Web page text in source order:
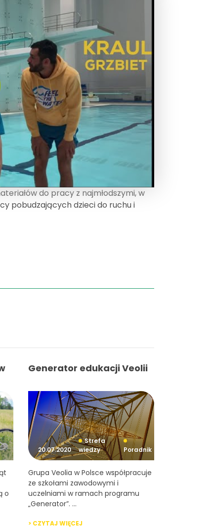
do pracy z najmłodszymi, w
pobudzających dzieci do ruchu i
o
Generator edukacji Veolii
20.07.2020
Strefa
wiedzy
Poradnik
Grupa Veolia w Polsce współpracuje
ze szkołami zawodowymi i
uczelniami w ramach programu
„Generator”. ...
> CZYTAJ WIĘCEJ